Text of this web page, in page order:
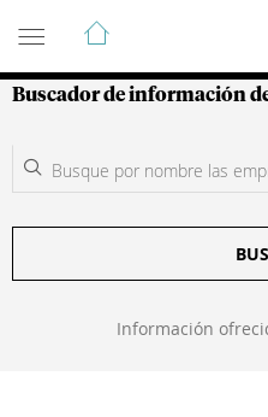
Guía de Empresas
Buscador de información
Información